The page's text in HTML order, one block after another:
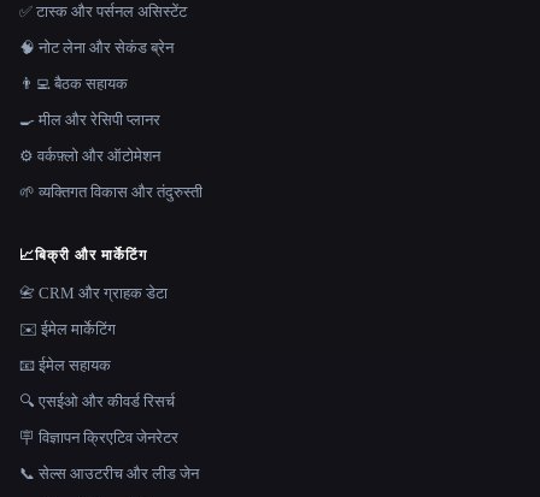
✅ टास्क और पर्सनल असिस्टेंट
🧠 नोट लेना और सेकंड ब्रेन
👨‍💻 बैठक सहायक
🍳 मील और रेसिपी प्लानर
⚙️ वर्कफ़्लो और ऑटोमेशन
🌱 व्यक्तिगत विकास और तंदुरुस्ती
📈बिक्री और मार्केटिंग
📇 CRM और ग्राहक डेटा
✉️ ईमेल मार्केटिंग
📧 ईमेल सहायक
🔍 एसईओ और कीवर्ड रिसर्च
🪧 विज्ञापन क्रिएटिव जेनरेटर
📞 सेल्स आउटरीच और लीड जेन